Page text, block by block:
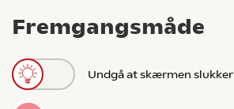
Fremgangsmåde
Undgå at skærmen slukker